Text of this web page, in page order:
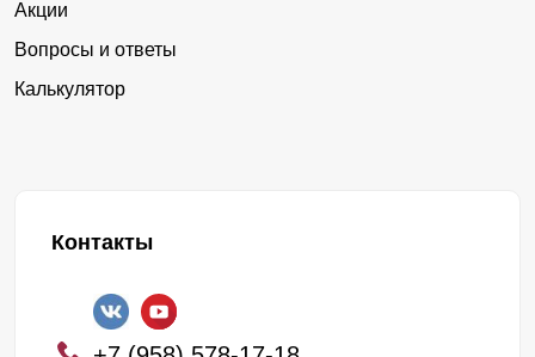
Акции
Вопросы и ответы
Калькулятор
Контакты